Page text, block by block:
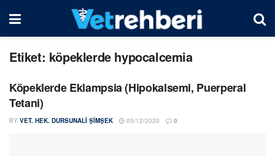
Etiket: köpeklerde hypocalcemia
Köpeklerde Eklampsia (Hipokalsemi, Puerperal
Tetani)
BY VET. HEK. DURSUNALI ŞIMŞEK 05/12/2020 0